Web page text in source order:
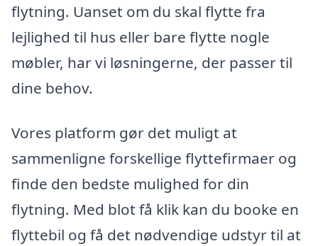
flytning. Uanset om du skal flytte fra
lejlighed til hus eller bare flytte nogle
møbler, har vi løsningerne, der passer til
dine behov.
Vores platform gør det muligt at
sammenligne forskellige flyttefirmaer og
finde den bedste mulighed for din
flytning. Med blot få klik kan du booke en
flyttebil og få det nødvendige udstyr til at